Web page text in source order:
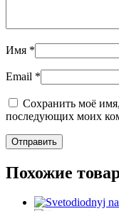
Имя *
Email *
Сохранить моё
последующих моих
Похожие